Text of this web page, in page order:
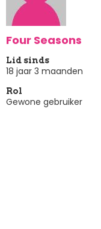
Four Seasons
Lid sinds
18 jaar 3 maanden
Rol
Gewone gebruiker